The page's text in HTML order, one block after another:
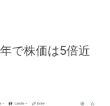
で株価は5倍近